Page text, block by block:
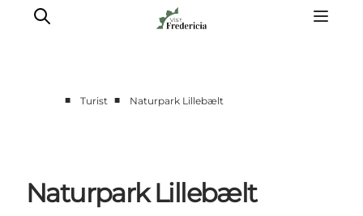
Spisesteder
Overnatning
■ Turist ■ Naturpark Lillebælt
Naturpark Lillebælt